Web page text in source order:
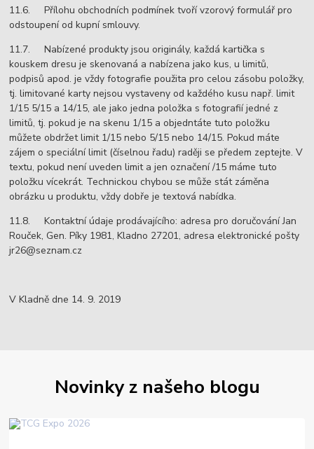
11.6. Přílohu obchodních podmínek tvoří vzorový formulář pro
odstoupení od kupní smlouvy.
11.7. Nabízené produkty jsou originály, každá kartička s
kouskem dresu je skenovaná a nabízena jako kus, u limitů,
podpisů apod. je vždy fotografie použita pro celou zásobu položky,
tj. limitované karty nejsou vystaveny od každého kusu např. limit
1/15 5/15 a 14/15, ale jako jedna položka s fotografií jedné z
limitů, tj. pokud je na skenu 1/15 a objedntáte tuto položku
můžete obdržet limit 1/15 nebo 5/15 nebo 14/15. Pokud máte
zájem o speciální limit (číselnou řadu) raději se předem zeptejte. V
textu, pokud není uveden limit a jen označení /15 máme tuto
položku vícekrát. Technickou chybou se může stát záměna
obrázku u produktu, vždy dobře je textová nabídka.
11.8. Kontaktní údaje prodávajícího: adresa pro doručování Jan
Rouček, Gen. Píky 1981, Kladno 27201, adresa elektronické pošty
jr26@seznam.cz
V Kladně dne 14. 9. 2019
Novinky z našeho blogu